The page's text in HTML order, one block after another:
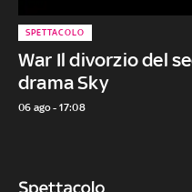
War Il divorzio del
drama Sky
SPETTACOLO
06 ago - 17:08